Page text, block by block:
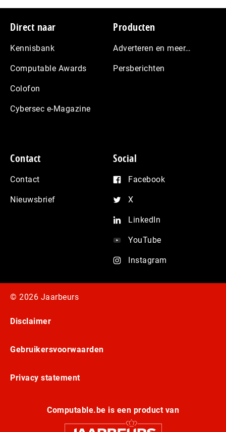
Footer
Direct naar
Kennisbank
Computable Awards
Colofon
Cybersec e-Magazine
Producten
Adverteren en meer…
Persberichten
Contact
Contact
Nieuwsbrief
Social
Facebook
X
LinkedIn
YouTube
Instagram
© 2026 Jaarbeurs
Disclaimer
Gebruikersvoorwaarden
Privacy statement
Computable.be is een product van